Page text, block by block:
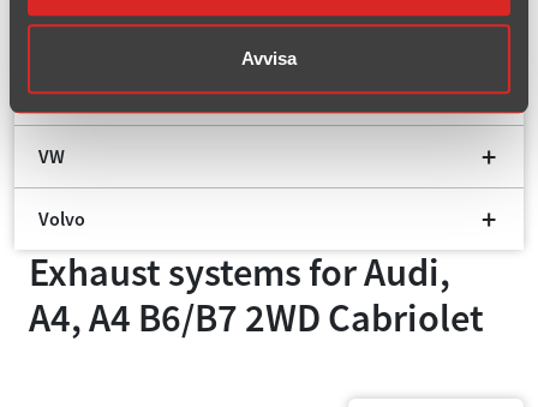
Avvisa
Skoda
Subaru
VW
Volvo
Exhaust systems forAudi,
A4, A4 B6/B7 2WD Cabriolet